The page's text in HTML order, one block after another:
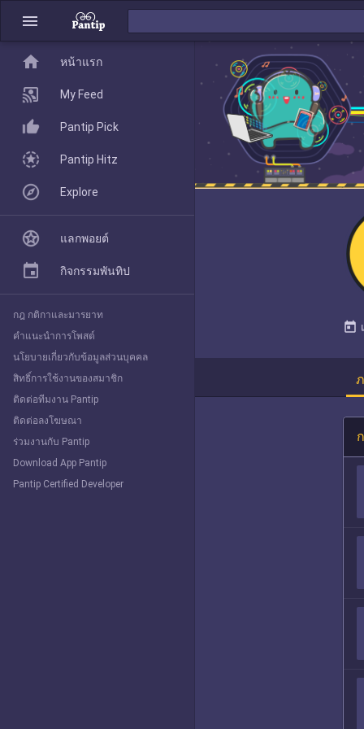
menu
today
home
Pantip Pick
Explore
home หน้าแรก
My Feed
Pantip Pick
Pantip Hitz
Explore
แลกพอยต์
กิจกรรมพันทิป
กฎ กติกาและมารยาท
คำแนะนำการโพสต์
นโยบายเกี่ยวกับข้อมูลส่วนบุคคล
สิทธิ์การใช้งานของสมาชิก
ติดต่อทีมงาน Pantip
ติดต่อลงโฆษณา
ร่วมงานกับ Pantip
Download App Pantip
Pantip Certified Developer